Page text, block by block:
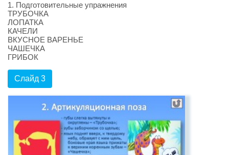
1. Подготовительные упражнения
ТРУБОЧКА
ЛОПАТКА
КАЧЕЛИ
ВКУСНОЕ ВАРЕНЬЕ
ЧАШЕЧКА
ГРИБОК
Слайд 3